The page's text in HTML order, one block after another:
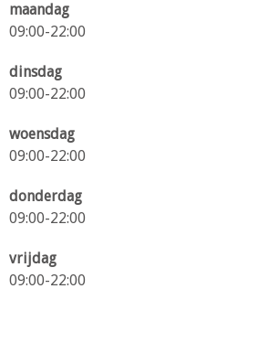
maandag
09:00-22:00
dinsdag
09:00-22:00
woensdag
09:00-22:00
donderdag
09:00-22:00
vrijdag
09:00-22:00